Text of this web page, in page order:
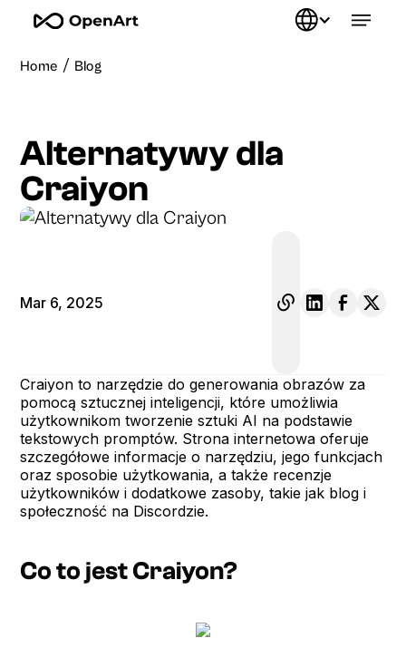
Home / Blog
Alternatywy dla
Craiyon
Mar 6, 2025
Craiyon to narzędzie do generowania obrazów za
pomocą sztucznej inteligencji, które umożliwia
użytkownikom tworzenie sztuki AI na podstawie
tekstowych promptów. Strona internetowa oferuje
szczegółowe informacje o narzędziu, jego funkcjach
oraz sposobie użytkowania, a także recenzje
użytkowników i dodatkowe zasoby, takie jak blog i
społeczność na Discordzie.
Co to jest Craiyon?